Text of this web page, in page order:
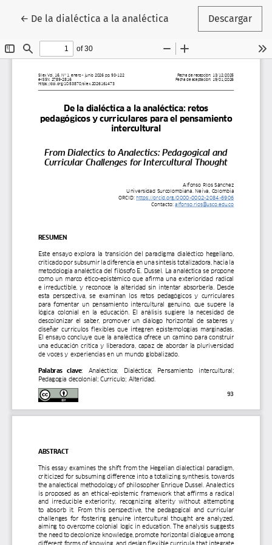
← Volver a los detalles del artículo
De la dialéctica a la analéctica Descargar